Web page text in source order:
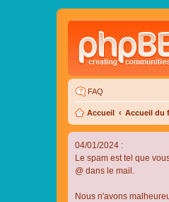
FAQ
Accueil Accueil du
04/01/2024 :
Le spam est tel que
@ dans le mail.
Nous n'avons